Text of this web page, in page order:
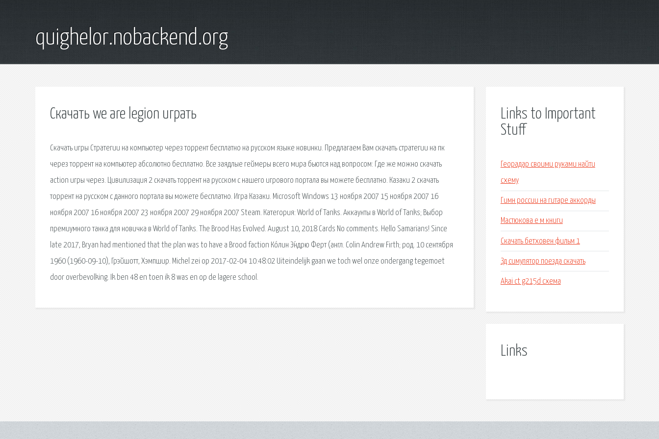
quighelor.nobackend.org
Скачать we are legion играть
Скачать игры Стратегии на компьютер через торрент бесплатно на русском языке новинки. Предлагаем Вам скачать стратегии на пк
через торрент на компьютер абсолютно бесплатно. Все заядлые геймеры всего мира бьются над вопросом: Где же можно скачать
action игры через. Цивилизация 2 скачать торрент на русском с нашего игрового портала вы можете бесплатно. Казаки 2 скачать
торрент на русском с данного портала вы можете бесплатно. Игра Казаки. Microsoft Windows 13 ноября 2007 15 ноября 2007 16
ноября 2007 16 ноября 2007 23 ноября 2007 29 ноября 2007 Steam. Категория: World of Tanks. Аккаунты в World of Tanks; Выбор
премиумного танка для новичка в World of Tanks. The Brood Has Evolved. August 10, 2018 Cards No comments. Hello Samarians! Since
late 2017, Bryan had mentioned that the plan was to have a Brood faction Ко́лин Э́ндрю Ферт (англ. Colin Andrew Firth; род. 10 сентября
1960 (1960-09-10), Грэйшотт, Хэмпшир. Michel zei op 2017-02-04 10:48:02 Uiteindelijk gaan we toch wel onze ondergang tegemoet
door overbevolking. Ik ben 48 en toen ik 8 was en op de lagere school.
Links to Important
Stuff
Георадар своими руками найти
схему
Гимн россии на гитаре аккорды
Мастюкова е м книги
Скачать бетховен фильм 1
Зд симулятор поезда скачать
Akai ct g215d схема
Links